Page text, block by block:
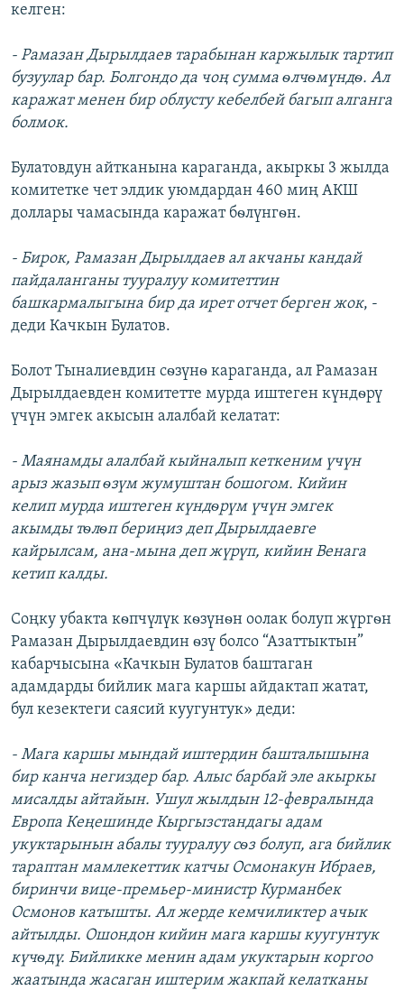
келген:
- Рамазан Дырылдаев тарабынан каржылык тартип
бузуулар бар. Болгондо да чоң сумма ѳлчѳмүндѳ. Ал
каражат менен бир облусту кебелбей багып алганга
болмок.
Булатовдун айтканына караганда, акыркы 3 жылда
комитетке чет элдик уюмдардан 460 миң АКШ
доллары чамасында каражат бѳлүнгѳн.
- Бирок, Рамазан Дырылдаев ал акчаны кандай
пайдаланганы тууралуу комитеттин
башкармалыгына бир да ирет отчет берген жок, -
деди Качкын Булатов.
Болот Тыналиевдин сѳзүнѳ караганда, ал Рамазан
Дырылдаевден комитетте мурда иштеген күндѳрү
үчүн эмгек акысын алалбай келатат:
- Маянамды алалбай кыйналып кеткеним үчүн
арыз жазып ѳзүм жумуштан бошогом. Кийин
келип мурда иштеген күндѳрүм үчүн эмгек
акымды тѳлѳп бериңиз деп Дырылдаевге
кайрылсам, ана-мына деп жүрүп, кийин Венага
кетип калды.
Соңку убакта кѳпчүлүк кѳзүнѳн оолак болуп жүргѳн
Рамазан Дырылдаевдин ѳзү болсо “Азаттыктын”
кабарчысына «Качкын Булатов баштаган
адамдарды бийлик мага каршы айдактап жатат,
бул кезектеги саясий куугунтук» деди:
- Мага каршы мындай иштердин башталышына
бир канча негиздер бар. Алыс барбай эле акыркы
мисалды айтайын. Ушул жылдын 12-февралында
Европа Кеңешинде Кыргызстандагы адам
укуктарынын абалы тууралуу сѳз болуп, ага бийлик
тараптан мамлекеттик катчы Осмонакун Ибраев,
биринчи вице-премьер-министр Курманбек
Осмонов катышты. Ал жерде кемчиликтер ачык
айтылды. Ошондон кийин мага каршы куугунтук
күчѳдү. Бийликке менин адам укуктарын коргоо
жаатында жасаган иштерим жакпай келатканы